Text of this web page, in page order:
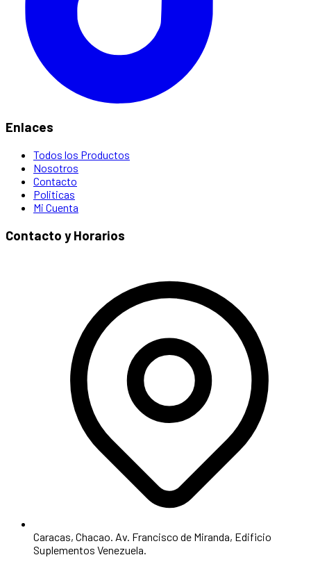
Enlaces
Todos los Productos
Nosotros
Contacto
Politicas
Mi Cuenta
Contacto y Horarios
Caracas, Chacao. Av. Francisco de Miranda, Edificio
Suplementos Venezuela.